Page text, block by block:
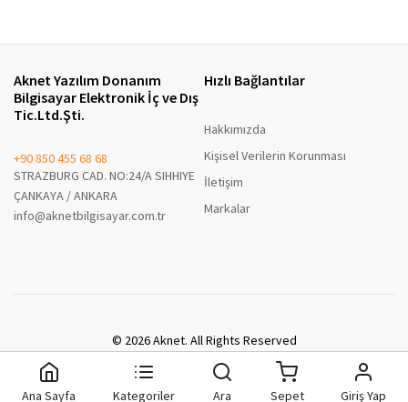
Aknet Yazılım Donanım
Bilgisayar Elektronik İç ve Dış
Tic.Ltd.Şti.
+90 850 455 68 68
STRAZBURG CAD. NO:24/A SIHHIYE
ÇANKAYA / ANKARA
info@aknetbilgisayar.com.tr
Hızlı Bağlantılar
Hakkımızda
Kişisel Verilerin Korunması
İletişim
Markalar
© 2026 Aknet. All Rights Reserved
A8 Enterprise B2B
Ana Sayfa
Kategoriler Ara Sepet Giriş Yap